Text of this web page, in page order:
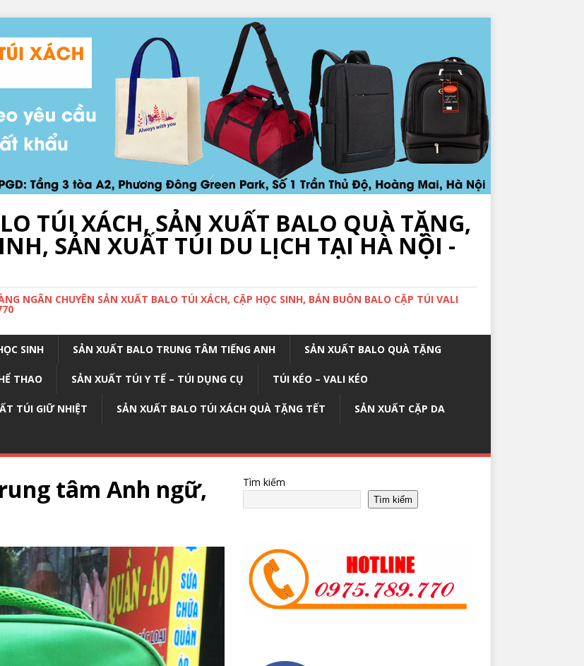
TÚI XÁCH, SẢN XUẤT BALO QUÀ TẶNG,
SẢN XUẤT TÚI DU LỊCH TẠI HÀ NỘI -
NGÂN CHUYÊN SẢN XUẤT BALO TÚI XÁCH, CẶP HỌC SINH, BÁN BUÔN BALO CẶP TÚI VALI
SINH SẢN XUẤT BALO TRUNG TÂM TIẾNG ANH SẢN XUẤT BALO QUÀ TẶNG
THAO SẢN XUẤT TÚI Y TẾ – TÚI DỤNG CỤ TÚI KÉO – VALI KÉO
TÚI GIỮ NHIỆT SẢN XUẤT BALO TÚI XÁCH QUÀ TẶNG TẾT SẢN XUẤT CẶP DA
tâm Anh ngữ,
Tìm kiếm
Tìm kiếm